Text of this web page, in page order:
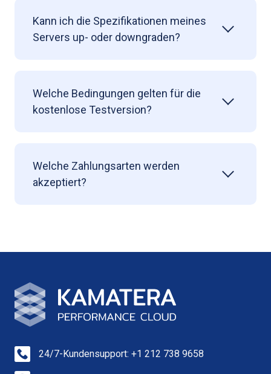
Kann ich die Spezifikationen meines
Servers up- oder downgraden?
Welche Bedingungen gelten für die
kostenlose Testversion?
Welche Zahlungsarten werden
akzeptiert?
24/7-Kundensupport: +1 212 738 9658